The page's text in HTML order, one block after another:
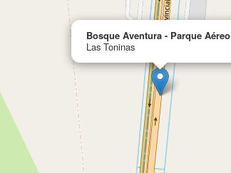
Bosque Aventura - Parque Aéreo
Las Toninas